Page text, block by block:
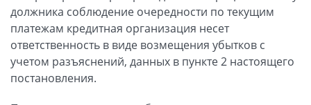
должника соблюдение очередности по текущим
платежам кредитная организация несет
ответственность в виде возмещения убытков с
учетом разъяснений, данных в пункте 2 настоящего
постановления.